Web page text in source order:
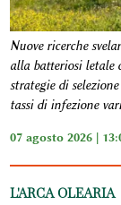
Nuove ricerche
alla batteriosi letale
strategie di
tassi di infezione
07 agosto 2026 |
L'ARCA OLEARIA